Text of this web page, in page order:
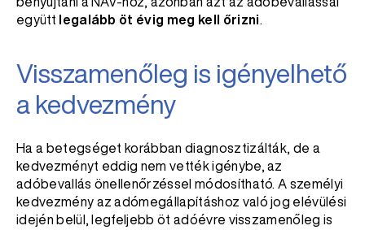
együtt
legalább öt évig meg kell őrizni.
Visszamenőleg is igényelhető
a kedvezmény
Ha a betegséget korábban diagnosztizálták, de a
kedvezményt eddig nem vették igénybe, az
adóbevallás önellenőrzéssel módosítható. A személyi
kedvezmény az adómegállapításhoz való jog elévülési
idején belül, legfeljebb öt adóévre visszamenőleg is